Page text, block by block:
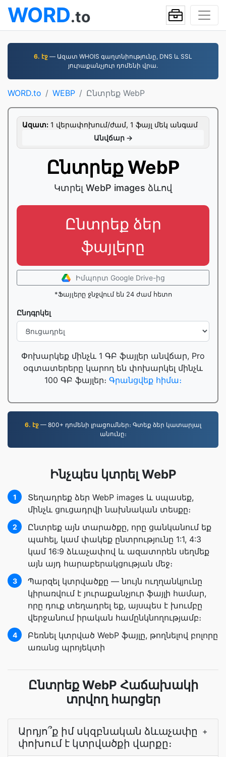
WORD.to
6. էջ — Ազատ WHOIS գաղտնիությունը, DNS և SSL
յուրաքանչյուր դոմենի վրա.
WORD.to WEBP Ընտրեք WebP
Ազատ: 1 վերափոխում/ժամ, 1 ֆայլ մեկ անգամ
Անվճար →
Ընտրեք WebP
Կտրել WebP images ձևով
Ընտրեք ձեր
ֆայլերը
Իմպորտ Google Drive-ից
*Ֆայլերը ջնջվում են 24 ժամ հետո
Ընդգրկել
Փոխարկեք մինչև 1 ԳԲ ֆայլեր անվճար, Pro
օգտատերերը կարող են փոխարկել մինչև
100 ԳԲ ֆայլեր։ Գրանցվեք հիմա։
6. էջ — 800+ դոմենի լրացումներ։ Գտեք ձեր կատարյալ
անունը։
Ինչպես կտրել WebP
1
Տեղադրեք ձեր WebP images և սպասեք,
մինչև ցուցադրվի նախնական տեսքը։
2
Ընտրեք այն տարածքը, որը ցանկանում եք
պահել, կամ փակեք ընտրությունը 1:1, 4:3
կամ 16:9 ձևաչափով և ազատորեն սեղմեք
այն այդ հարաբերակցության մեջ։
3
Պարզել կտրվածքը — նույն ուղղանկյունը
կիրառվում է յուրաքանչյուր ֆայլի համար,
որը դուք տեղադրել եք, այսպես է խումբը
վերջանում իրական համընկնողությամբ։
4
Բեռնել կտրված WebP ֆայլը, թողնելով բոլորը
առանց պրոյեկտի
Ընտրեք WebP Հաճախակի
տրվող հարցեր
Արդյո՞ք իմ սկզբնական ձևաչափը
փոխում է կտրվածքի վարքը։
+